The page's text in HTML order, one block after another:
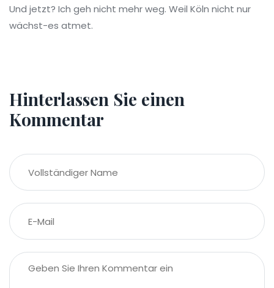
Und jetzt? Ich geh nicht mehr weg. Weil Köln nicht nur
wächst-es atmet.
Hinterlassen Sie einen
Kommentar